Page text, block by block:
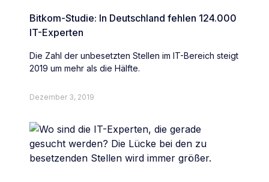
Bitkom-Studie: In Deutschland fehlen 124.000
IT-Experten
Die Zahl der unbesetzten Stellen im IT-Bereich steigt
2019 um mehr als die Hälfte.
Dezember 3, 2019